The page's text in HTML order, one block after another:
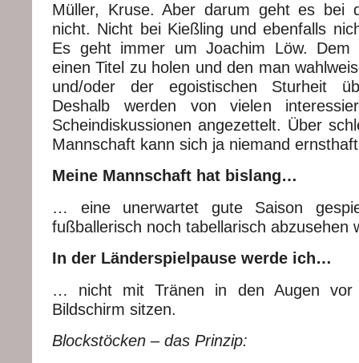
Müller, Kruse. Aber darum geht es bei
nicht. Nicht bei Kießling und ebenfalls
Es geht immer um Joachim Löw. Dem
einen Titel zu holen und den man
und/oder der egoistischen Sturheit
Deshalb werden von vielen
Scheindiskussionen angezettelt. Über
Mannschaft kann sich ja niemand
Meine Mannschaft hat bislang…
… eine unerwartet gute Saison
fußballerisch noch tabellarisch abzusehen
In der Länderspielpause werde ich…
… nicht mit Tränen in den Augen vor
Bildschirm sitzen.
Blockstöcken – das Prinzip: